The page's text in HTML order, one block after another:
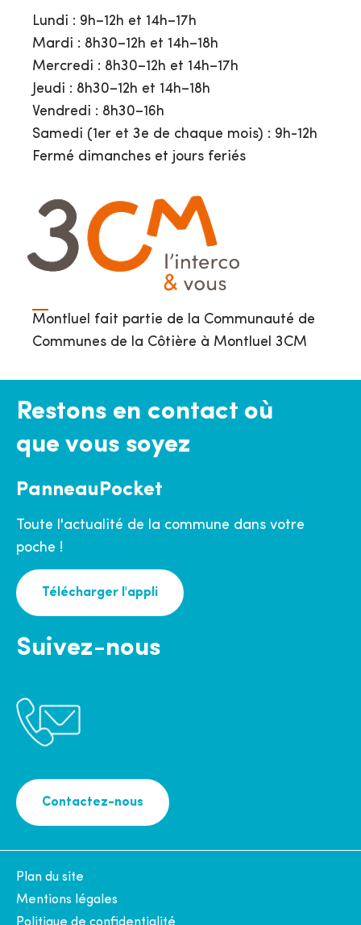
Lundi : 9h–12h et 14h–17h
Mardi : 8h30–12h et 14h–18h
Mercredi : 8h30–12h et 14h–17h
Jeudi : 8h30–12h et 14h–18h
Vendredi : 8h30–16h
Samedi (1er et 3e de chaque mois) : 9h-12h
Fermé dimanches et jours feriés
Montluel fait partie de la Communauté de
Communes de la Côtière à Montluel 3CM
Restons en contact où
que vous soyez
PanneauPocket
Toute l'actualité de la commune dans votre
poche !
Télécharger l'appli
Suivez-nous
Contactez-nous
Plan du site
Mentions légales